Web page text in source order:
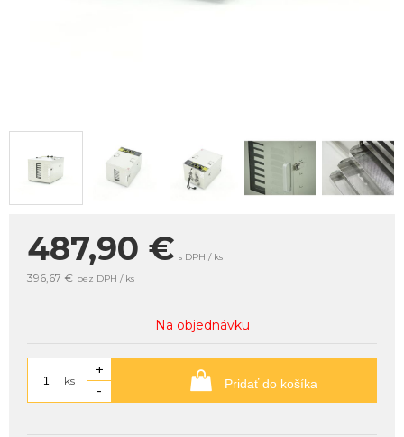
487,90 € s DPH / ks
396,67 € bez DPH / ks
Na objednávku
ks
+
-
Pridať do košíka